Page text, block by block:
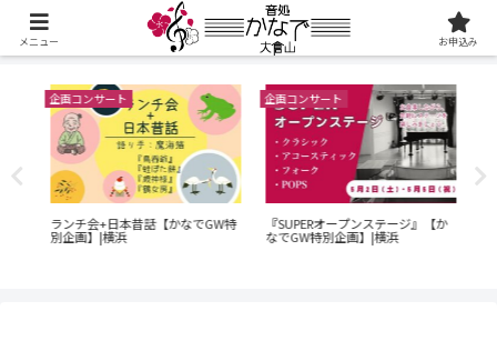
企画コンサート
ランチ会+日本昔話【かなでGW特
別企画】|横浜
企画コンサート
『SUPERオープンステージ』【か
なでGW特別企画】|横浜
メニュー お申込み